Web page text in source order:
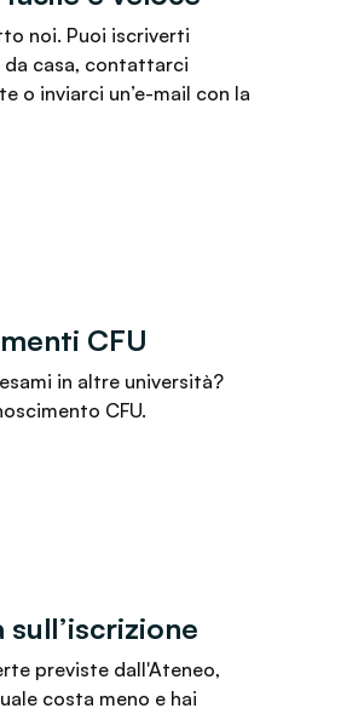
noi. Puoi iscriverti
casa, contattarci
o inviarci un’e-mail con la
CFU
in altre università?
CFU.
sull’iscrizione
previste dall'Ateneo,
costa meno e hai